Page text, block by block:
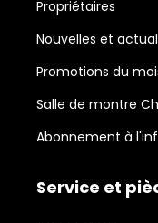
Propriétaires
Nouvelles et
Promotions du
Salle de montre
Abonnement à
Service et